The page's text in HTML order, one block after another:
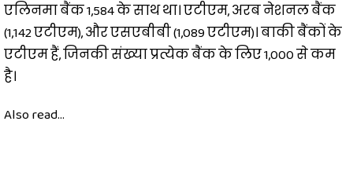
एलिनमा बैंक 1,584 के साथ था। एटीएम, अरब नेशनल बैंक
(1,142 एटीएम), और एसएबीबी (1,089 एटीएम)। बाकी बैंकों के
एटीएम हैं, जिनकी संख्या प्रत्येक बैंक के लिए 1,000 से कम
है।
Also read...